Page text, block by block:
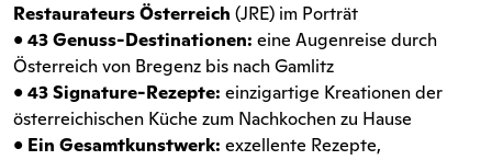
Restaurateurs Österreich (JRE) im Porträt
•43 Genuss-Destinationen: eine Augenreise durch
Österreich von Bregenz bis nach Gamlitz
•43 Signature-Rezepte: einzigartige Kreationen der
österreichischen Küche zum Nachkochen zu Hause
• Ein Gesamtkunstwerk: exzellente Rezepte,